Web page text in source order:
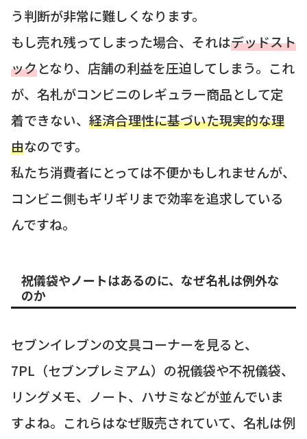
う判断が非常に難しくなります。
もし売れ残ってしまった場合、それはデッドスト
ックとなり、店舗の利益を圧迫してしまう。これ
が、名札がコンビニのレギュラー商品として定
着できない、 経済合理性に基づいた現実的な理
由なのです。
私たち消費者にとっては不便かもしれませんが、
コンビニ側もギリギリまで効率を追求している
んですね。
祝儀袋やノートはあるのに、なぜ名札は例外な
のか
セブンイレブンの文具コーナーを見ると、
7PL（セブンプレミアム）の祝儀袋や不祝儀袋、
リングメモ、ノート、ハサミなどが並んでいま
すよね。これらはなぜ販売されていて、名札は例